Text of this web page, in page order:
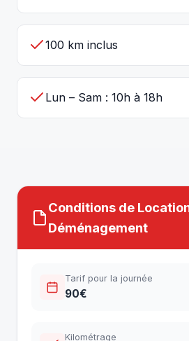
100 km inclus
Lun – Sam : 10h à 18h
Conditions de
Déménagement
Tarif pour la journée
90€
Kilométrage